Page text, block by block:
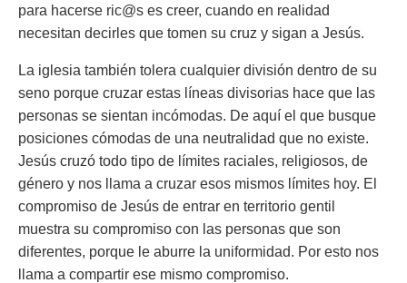
para hacerse ric@s es creer, cuando en realidad
necesitan decirles que tomen su cruz y sigan a Jesús.
La iglesia también tolera cualquier división dentro de su
seno porque cruzar estas líneas divisorias hace que las
personas se sientan incómodas. De aquí el que busque
posiciones cómodas de una neutralidad que no existe.
Jesús cruzó todo tipo de límites raciales, religiosos, de
género y nos llama a cruzar esos mismos límites hoy. El
compromiso de Jesús de entrar en territorio gentil
muestra su compromiso con las personas que son
diferentes, porque le aburre la uniformidad. Por esto nos
llama a compartir ese mismo compromiso.